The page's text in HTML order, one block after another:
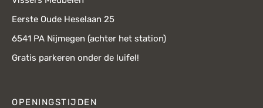
Eerste Oude Heselaan 25
6541 PA Nijmegen (achter het station)
Gratis parkeren onder de luifel!
OPENINGSTIJDEN